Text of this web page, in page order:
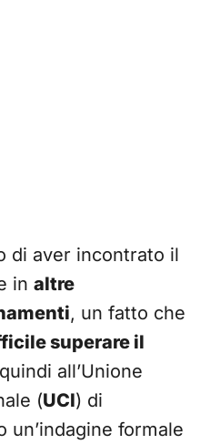
di aver incontrato il
in altre
, un fatto che
superare il
all’Unione
(UCI) di
un’indagine formale